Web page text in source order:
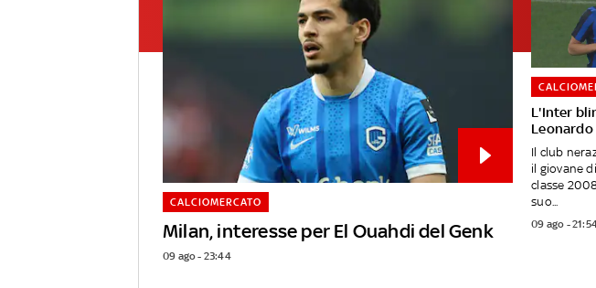
Milan, interesse per El Ouahdi del Genk
CALCIOMERCATO
09 ago - 23:44
L'Inter
Leonardo
Il club
il giovane
classe
suo...
09 ago -